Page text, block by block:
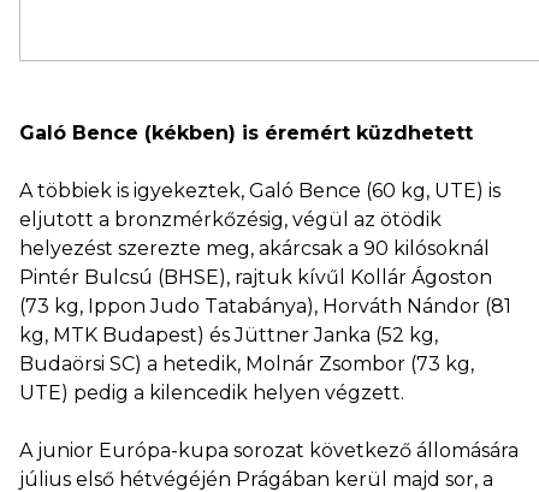
Galó Bence (kékben) is éremért küzdhetett
A többiek is igyekeztek, Galó Bence (60 kg, UTE) is
eljutott a bronzmérkőzésig, végül az ötödik
helyezést szerezte meg, akárcsak a 90 kilósoknál
Pintér Bulcsú (BHSE), rajtuk kívűl Kollár Ágoston
(73 kg, Ippon Judo Tatabánya), Horváth Nándor (81
kg, MTK Budapest) és Jüttner Janka (52 kg,
Budaörsi SC) a hetedik, Molnár Zsombor (73 kg,
UTE) pedig a kilencedik helyen végzett.
A junior Európa-kupa sorozat következő állomására
július első hétvégéjén Prágában kerül majd sor, a